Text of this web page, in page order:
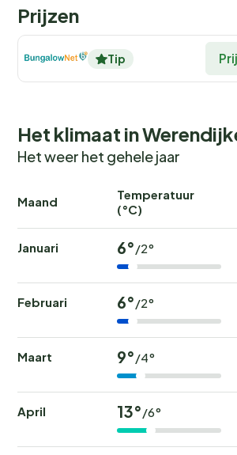
Prijzen
Tip
Het klimaat in
Het weer het gehele jaar
Maand
Temperatuur
(°C)
Januari 6° /2°
Februari 6° /2°
Maart 9° /4°
April 13° /6°